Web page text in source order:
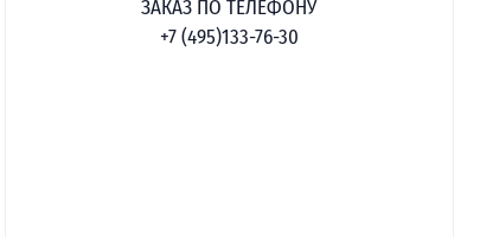
ЗАКАЗ ПО ТЕЛЕФОНУ
+7 (495)133-76-30